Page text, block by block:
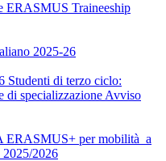
ERASMUS Traineeship
2025-26
Studenti di terzo ciclo:
di specializzazione Avviso
per mobilità a
2026